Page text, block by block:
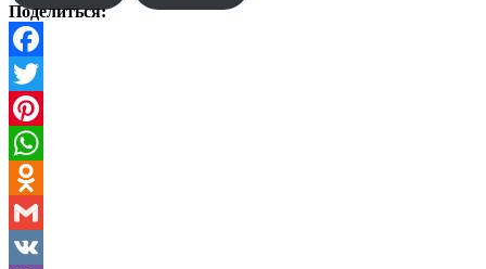
Поделиться:
Facebook
Twitter
Pinterest
WhatsApp
Odnoklassniki
Gmail